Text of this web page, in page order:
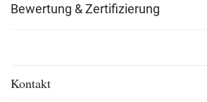
Bewertung & Zertifizierung
Kontakt